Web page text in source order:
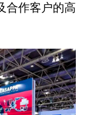
合作客户的高